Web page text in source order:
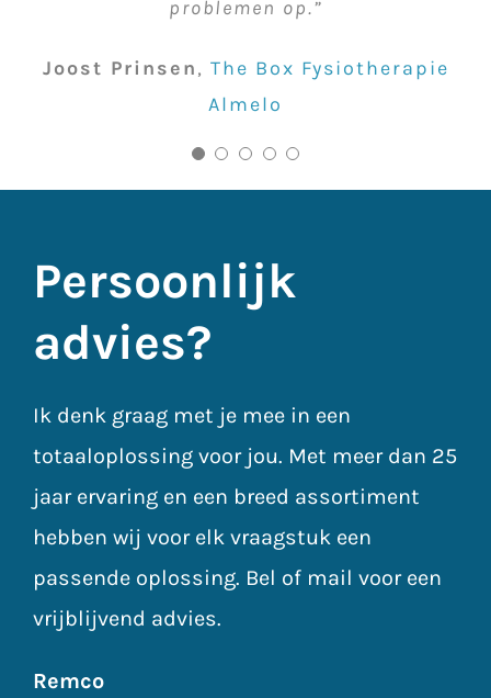
problemen op.”
Joost Prinsen, The Box Fysiotherapie
Almelo
Armand Noordzee Crossfit Resurface
Esther Jongbloed Esther SuperFit
eurekamoment!”
Persoonlijk
advies?
Ik denk graag met je mee in een
totaaloplossing voor jou. Met meer dan 25
jaar ervaring en een breed assortiment
hebben wij voor elk vraagstuk een
passende oplossing. Bel of mail voor een
vrijblijvend advies.
Remco